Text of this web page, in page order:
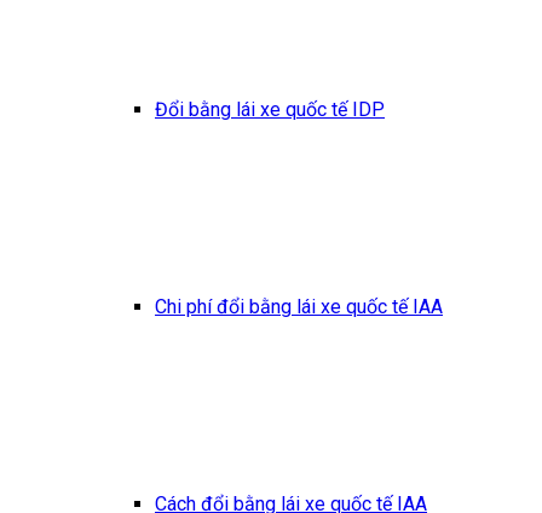
Đổi bằng lái xe quốc tế IDP
Chi phí đổi bằng lái xe quốc tế IAA
Cách đổi bằng lái xe quốc tế IAA